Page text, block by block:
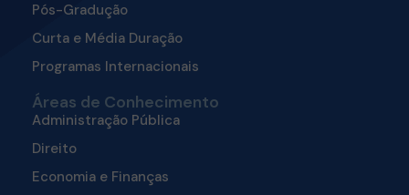
Pós-Gradução
Curta e Média Duração
Programas Internacionais
Áreas de Conhecimento
Administração Pública
Direito
Economia e Finanças